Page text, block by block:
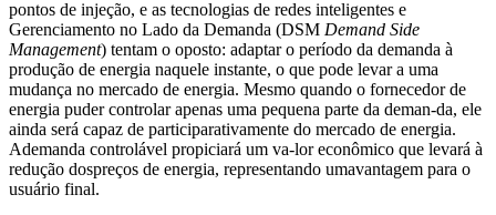
pontos de injeção, e as tecnologias de redes inteligentes e
Gerenciamento no Lado da Demanda (DSM Demand Side
Management) tentam o oposto: adaptar o período da demanda à
produção de energia naquele instante, o que pode levar a uma
mudança no mercado de energia. Mesmo quando o fornecedor de
energia puder controlar apenas uma pequena parte da deman-da, ele
ainda será capaz de participarativamente do mercado de energia.
Ademanda controlável propiciará um va-lor econômico que levará à
redução dospreços de energia, representando umavantagem para o
usuário final.